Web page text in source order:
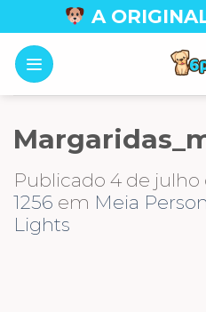
to
content
A
Publicado 4 de julho
1256 em Meia
Lights